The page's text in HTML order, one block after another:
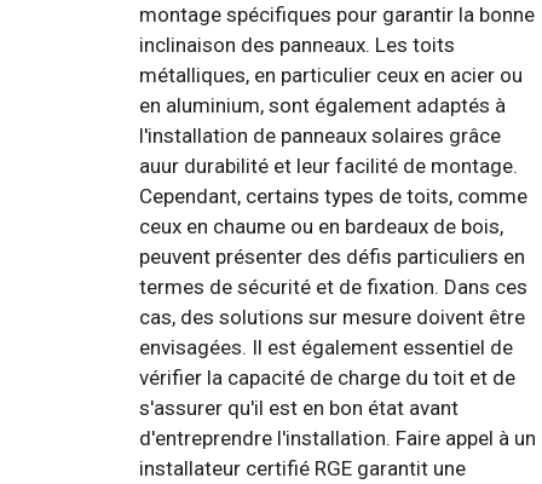
montage spécifiques pour garantir la bonne
inclinaison des panneaux. Les toits
métalliques, en particulier ceux en acier ou
en aluminium, sont également adaptés à
l'installation de panneaux solaires grâce
auur durabilité et leur facilité de montage.
Cependant, certains types de toits, comme
ceux en chaume ou en bardeaux de bois,
peuvent présenter des défis particuliers en
termes de sécurité et de fixation. Dans ces
cas, des solutions sur mesure doivent être
envisagées. Il est également essentiel de
vérifier la capacité de charge du toit et de
s'assurer qu'il est en bon état avant
d'entreprendre l'installation. Faire appel à un
installateur certifié RGE garantit une